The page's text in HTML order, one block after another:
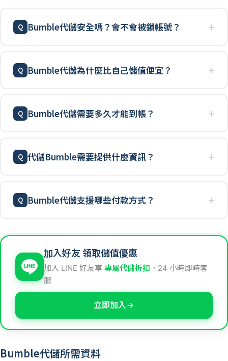
Bumble代儲安全嗎？會不會被鎖帳號？
Bumble代儲為什麼比自己儲值便宜？
Bumble代儲需要多久才能到帳？
代儲Bumble需要提供什麼資訊？
Bumble代儲支援哪些付款方式？
加入好友 領取儲值優惠
加入 LINE 好友享 專屬代儲折扣 ，24 小時即時客
服
立即加入
Bumble代儲所需資料